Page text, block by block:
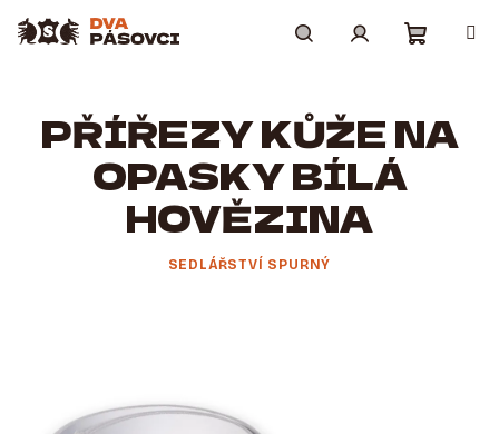
košík
PŘÍŘEZY KŮŽE NA
OPASKY BÍLÁ
HOVĚZINA
SEDLÁŘSTVÍ SPURNÝ